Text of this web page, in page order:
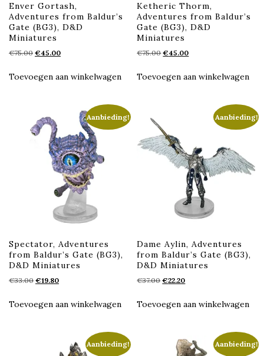
Enver Gortash,
Adventures from Baldur’s
Gate (BG3), D&D
Miniatures
€75.00 Oorspronkelijke
was:
€45.00Huidige
is:
Toevoegen aan winkelwagen
Ketheric Thorm,
Adventures from Baldur’s
Gate (BG3), D&D
Miniatures
€75.00Oorspronkelijke
was:
€45.00Huidige
is:
Toevoegen aan winkelwagen
Aanbieding!
Spectator, Adventures
from Baldur’s Gate (BG3),
D&D Miniatures
€33.00 Oorspronkelijke
was:
€19.80Huidige
is:
Toevoegen aan winkelwagen
Aanbieding!
Dame Aylin, Adventures
from Baldur’s Gate (BG3),
D&D Miniatures
€37.00Oorspronkelijke
was:
€22.20Huidige
is:
Toevoegen aan winkelwagen
Aanbieding! Aanbieding!